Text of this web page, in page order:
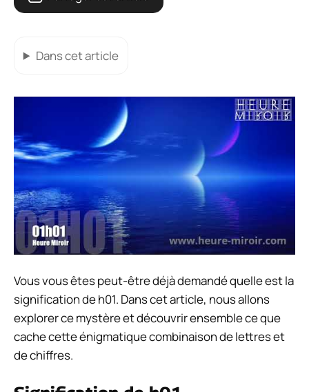
Dans cet article
Vous vous êtes peut-être déjà demandé quelle est la
signification de h01. Dans cet article, nous allons
explorer ce mystère et découvrir ensemble ce que
cache cette énigmatique combinaison de lettres et
de chiffres.